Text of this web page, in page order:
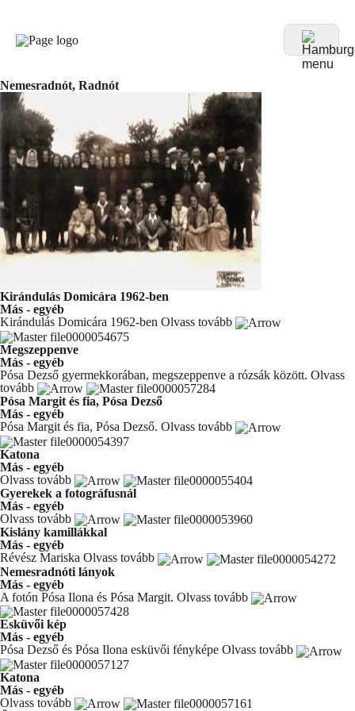
Nemesradnót, Radnót
Kirándulás Domicára 1962-ben
Más - egyéb
Kirándulás Domicára 1962-ben Olvass tovább
Megszeppenve
Más - egyéb
Pósa Dezső gyermekkorában, megszeppenve a rózsák között. Olvass
tovább
Pósa Margit és fia, Pósa Dezső
Más - egyéb
Pósa Margit és fia, Pósa Dezső. Olvass tovább
Katona
Más - egyéb
Olvass tovább
Gyerekek a fotográfusnál
Más - egyéb
Olvass tovább
Kislány kamillákkal
Más - egyéb
Révész Mariska Olvass tovább
Nemesradnóti lányok
Más - egyéb
A fotón Pósa Ilona és Pósa Margit. Olvass tovább
Esküvői kép
Más - egyéb
Pósa Dezső és Pósa Ilona esküvői fényképe Olvass tovább
Katona
Más - egyéb
Olvass tovább